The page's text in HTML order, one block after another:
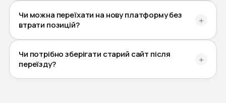
Чи можна переїхати на нову платформу без
втрати позицій?
＋
Чи потрібно зберігати старий сайт після
переїзду?
＋